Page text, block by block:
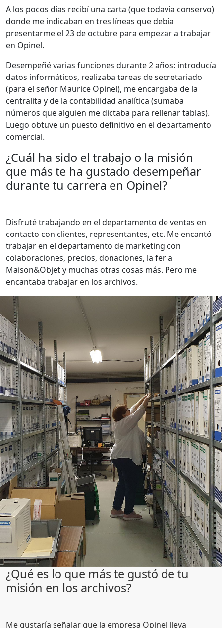
A los pocos días recibí una carta (que todavía conservo)
donde me indicaban en tres líneas que debía
presentarme el 23 de octubre para empezar a trabajar
en Opinel.
Desempeñé varias funciones durante 2 años: introducía
datos informáticos, realizaba tareas de secretariado
(para el señor Maurice Opinel), me encargaba de la
centralita y de la contabilidad analítica (sumaba
números que alguien me dictaba para rellenar tablas).
Luego obtuve un puesto definitivo en el departamento
comercial.
¿Cuál ha sido el trabajo o la misión
que más te ha gustado desempeñar
durante tu carrera en Opinel?
Disfruté trabajando en el departamento de ventas en
contacto con clientes, representantes, etc. Me encantó
trabajar en el departamento de marketing con
colaboraciones, precios, donaciones, la feria
Maison&Objet y muchas otras cosas más. Pero me
encantaba trabajar en los archivos.
¿Qué es lo que más te gustó de tu
misión en los archivos?
Me gustaría señalar que la empresa Opinel lleva